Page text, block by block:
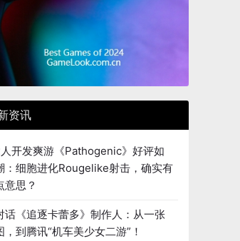
资讯
开发爽游《Pathogenic》好评如
：细胞进化Rougelike射击，确实有
意思？
话《追逐卡蕾多》制作人：从一张
，到腾讯“机车美少女二游”！